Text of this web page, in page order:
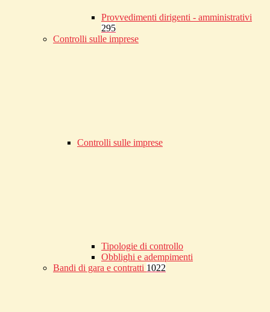
Provvedimenti dirigenti - amministrativi
295
Controlli sulle imprese
Controlli sulle imprese
Tipologie di controllo
Obblighi e adempimenti
Bandi di gara e contratti 1022